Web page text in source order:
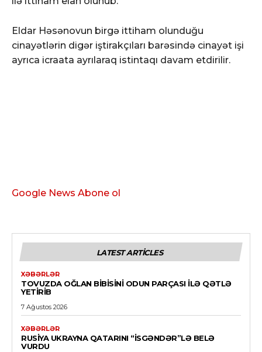
Eldar Həsənovun birgə ittiham olunduğu
cinayətlərin digər iştirakçıları barəsində cinayət işi
ayrıca icraata ayrılaraq istintaqı davam etdirilir.
Google News Abone ol
LATEST ARTICLES
XƏBƏRLƏR
TOVUZDA OĞLAN BIBISINI ODUN PARÇASI ILƏ QƏTLƏ
YETIRIB
7 Ağustos 2026
XƏBƏRLƏR
RUSIYA UKRAYNA QATARINI “İSGƏNDƏR”LƏ BELƏ
VURDU